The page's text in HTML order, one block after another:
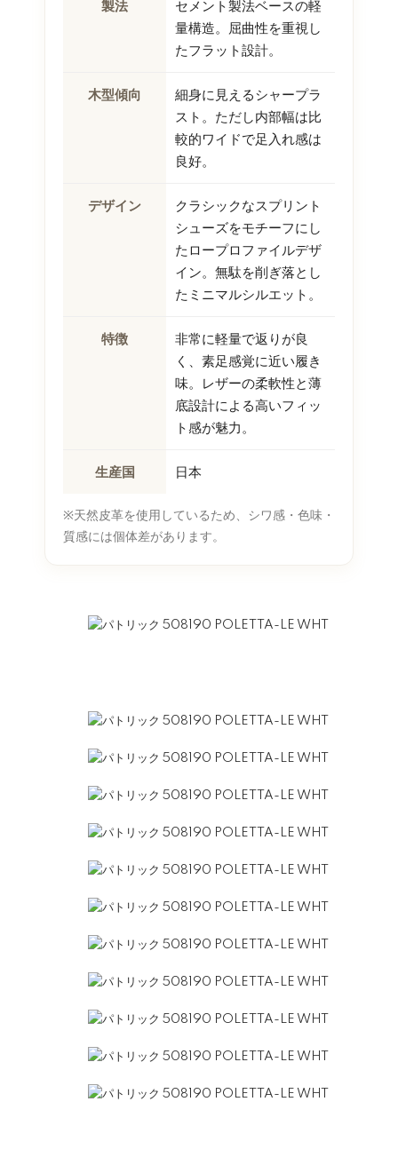
製法
セメント製法ベースの軽
量構造。屈曲性を重視し
たフラット設計。
木型傾向
細身に見えるシャープラ
スト。ただし内部幅は比
較的ワイドで足入れ感は
良好。
デザイン
クラシックなスプリント
シューズをモチーフにし
たロープロファイルデザ
イン。無駄を削ぎ落とし
たミニマルシルエット。
特徴
非常に軽量で返りが良
く、素足感覚に近い履き
味。レザーの柔軟性と薄
底設計による高いフィッ
ト感が魅力。
生産国 日本
※天然皮革を使用しているため、シワ感・色味・
質感には個体差があります。